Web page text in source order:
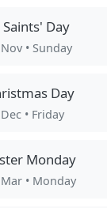
Day
• Sunday
Day
• Friday
Monday
• Monday